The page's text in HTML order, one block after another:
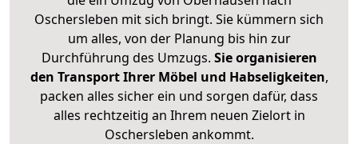
Oschersleben mit sich bringt. Sie kümmern sich
um alles, von der Planung bis hin zur
Durchführung des Umzugs. Sie organisieren
den Transport Ihrer Möbel und Habseligkeiten,
packen alles sicher ein und sorgen dafür, dass
alles rechtzeitig an Ihrem neuen Zielort in
Oschersleben ankommt.